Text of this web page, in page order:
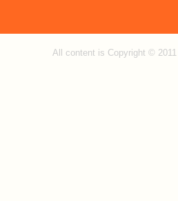
All content is Copyright ©